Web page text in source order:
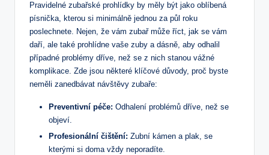
Pravidelné zubařské prohlídky by měly být jako oblíbená
písnička, kterou si minimálně jednou za půl roku
poslechnete. Nejen, že vám zubař může říct, jak se vám
daří, ale také prohlídne vaše zuby a dásně, aby odhalil
případné problémy dříve, než se z nich stanou vážné
komplikace. Zde jsou některé klíčové důvody, proč byste
neměli zanedbávat návštěvy zubaře:
Preventivní péče: Odhalení problémů dříve, než se
objeví.
Profesionální čištění: Zubní kámen a plak, se
kterými si doma vždy neporadíte.